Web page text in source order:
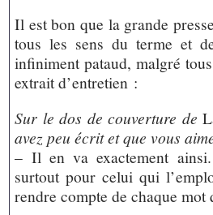
Il est bon que la grande
tous les sens du terme et
infiniment pataud, malgré
extrait d’entretien :
Sur le dos de couverture de
avez peu écrit et que vous
– Il en va exactement
surtout pour celui qui
rendre compte de chaque